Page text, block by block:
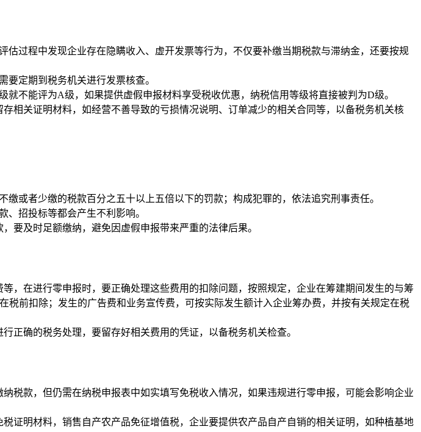
过程中发现企业存在隐瞒收入、虚开发票等行为，不仅要补缴当期税款与滞纳金，还要按规
定期到税务机关进行发票核查。
不能评为A级，如果提供虚假申报材料享受税收优惠，纳税信用等级将直接被判为D级。
相关证明材料，如经营不善导致的亏损情况说明、订单减少的相关合同等，以备税务机关核
或者少缴的税款百分之五十以上五倍以下的罚款；构成犯罪的，依法追究刑事责任。
、招投标等都会产生不利影响。
要及时足额缴纳，避免因虚假申报带来严重的法律后果。
，在进行零申报时，要正确处理这些费用的扣除问题，按照规定，企业在筹建期间发生的与筹
前扣除；发生的广告费和业务宣传费，可按实际发生额计入企业筹办费，并按有关规定在税
正确的税务处理，要留存好相关费用的凭证，以备税务机关检查。
税款，但仍需在纳税申报表中如实填写免税收入情况，如果违规进行零申报，可能会影响企业
证明材料，销售自产农产品免征增值税，企业要提供农产品自产自销的相关证明，如种植基地